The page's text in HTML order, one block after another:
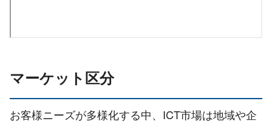
マーケット区分
お客様ニーズが多様化する中、ICT市場は地域や企